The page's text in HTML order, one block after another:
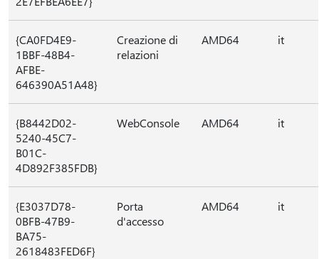
{CA0FD4E9-
1BBF-48B4-
AFBE-
646390A51A48}
Creazione di
relazioni
AMD64 it
{B8442D02-
5240-45C7-
B01C-
4D892F385FDB}
WebConsole AMD64 it
{E3037D78-
0BFB-47B9-
BA75-
2618483FED6F}
Porta
d'accesso
AMD64 it